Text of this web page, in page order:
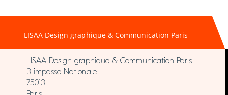
LISAA Design graphique & Communication Paris
LISAA Design graphique & Communication Paris
3 impasse Nationale
75013